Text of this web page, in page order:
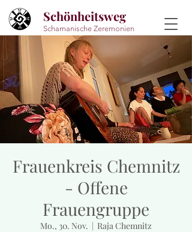
Schönheitsweg
Schamanische Zeremonien
Frauenkreis Chemnitz
- Offene
Frauengruppe
Mo., 30. Nov.
  |
Raja Chemnitz